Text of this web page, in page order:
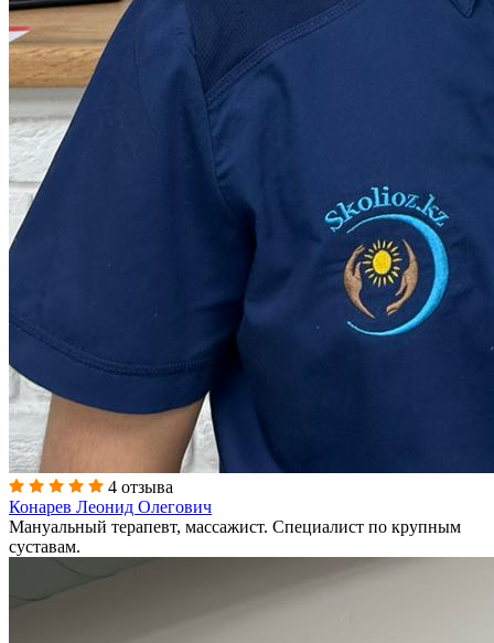
4 отзыва
Конарев Леонид Олегович
Мануальный терапевт, массажист. Специалист по крупным
суставам.